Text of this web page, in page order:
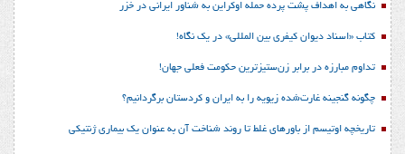
نگاهی به اهداف پشت پرده حمله اوکراین به شناور ایرانی در خزر
کتاب «اسناد دیوان کیفری بین المللی» در یک نگاه!
تداوم مبارزه در برابر زن‌ستیزترین حکومت فعلی جهان!
چگونه گنجینه غارت‌شده زیویه را به ایران و کردستان برگردانیم؟
تاریخچه اوتیسم از باورهای غلط تا روند شناخت آن به عنوان یک بیماری ژنتیکی